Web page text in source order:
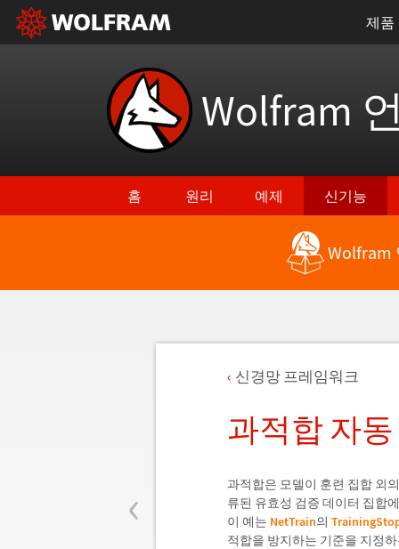
제품
Wolfram
홈 원리 예제 신기능
Wolfram
‹
신경망 프레임워크
과적합 자
과적합은 모델이 훈련 집합 외
류된 유효성 검증 데이터 집합
이 예는 NetTrain의
적합을 방지하는 기준을 지정